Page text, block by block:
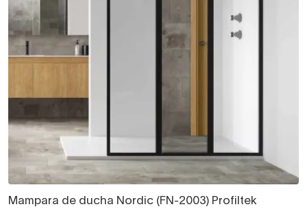
Mampara de ducha Nordic (FN-2003) Profiltek